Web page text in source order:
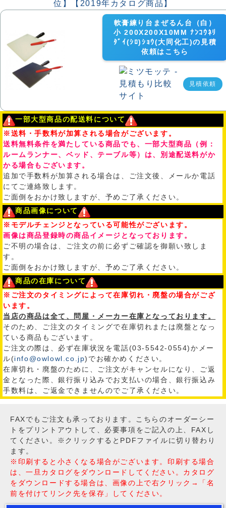
軟膏練り台まぜるん台（白）
小 200X200X10MM ﾅﾝｺｳﾈﾘ
ﾀﾞｲ(ｼﾛ)ｼｮｳ(大同化工)の見積
依頼はこちら
見積依頼
一部大型商品の配送料について
※送料・手数料が加算される場合がございます。
送料無料条件を満たしている商品でも、一部大型商品（例：
ルームランナー、ベッド、テーブル等）は、別途配送料がか
かる場合もございます。
追加で手数料が加算される場合は、ご注文後、メールか電話
にてご連絡致します。
ご面倒をおかけ致しますが、予めご了承ください。
商品画像について
※モデルチェンジとなっている可能性がございます。
画像は商品登録時の商品イメージとなっております。
ご不明の場合は、ご注文の前に必ずご確認を御願い致しま
す。
ご面倒をおかけ致しますが、予めご了承ください。
商品の在庫について
※ご注文のタイミングによって在庫切れ・廃盤の場合がござ
います。
当店の商品は全て、問屋・メーカー在庫となっております。
そのため、ご注文のタイミングで在庫切れまたは廃盤となっ
ている商品もございます。
ご注文の際は、必ず在庫状況を電話(03-5542-0554)かメー
ル(info@owlowl.co.jp)でお確かめください。
在庫切れ・廃盤のために、ご注文がキャンセルになり、ご返
金となった際、銀行振り込みでお支払いの場合、銀行振込み
手数料は、ご返金できませんのでご了承ください。
FAXでもご注文も承っております。こちらのオーダーシー
トをプリントアウトして、必要事項をご記入の上、FAXし
てください。※クリックするとPDFファイルに切り替わり
ます。
※印刷すると小さくなる場合がございます。印刷する場合
は、一旦カタログをダウンロードしてください。カタログ
をダウンロードする場合は、画像の上で右クリック→「名
前を付けてリンク先を保存」してください。